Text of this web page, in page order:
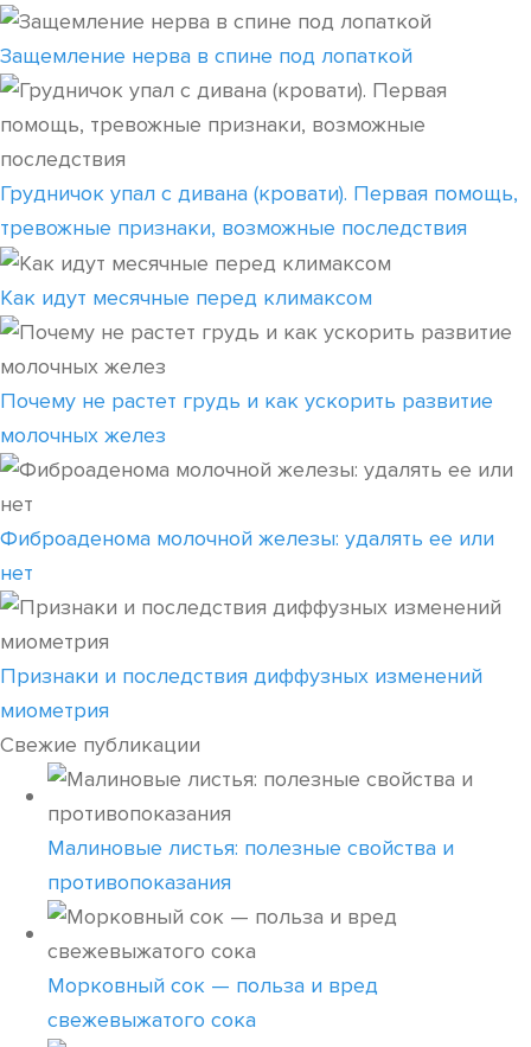
Защемление нерва в спине под лопаткой
Грудничок упал с дивана (кровати). Первая помощь,
тревожные признаки, возможные последствия
Как идут месячные перед климаксом
Почему не растет грудь и как ускорить развитие
молочных желез
Фиброаденома молочной железы: удалять ее или
нет
Признаки и последствия диффузных изменений
миометрия
Свежие публикации
Малиновые листья: полезные свойства и
противопоказания
Морковный сок — польза и вред
свежевыжатого сока